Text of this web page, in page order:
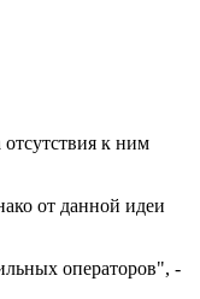
отсутствия к ним
от данной идеи
операторов", -